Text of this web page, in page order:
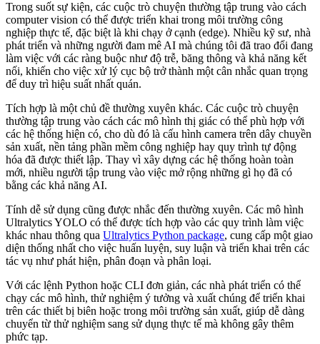
Trong suốt sự kiện, các cuộc trò chuyện thường tập trung vào cách
computer vision có thể được triển khai trong môi trường công
nghiệp thực tế, đặc biệt là khi chạy ở cạnh (edge). Nhiều kỹ sư, nhà
phát triển và những người đam mê AI mà chúng tôi đã trao đổi đang
làm việc với các ràng buộc như độ trễ, băng thông và khả năng kết
nối, khiến cho việc xử lý cục bộ trở thành một cân nhắc quan trọng
để duy trì hiệu suất nhất quán.
Tích hợp là một chủ đề thường xuyên khác. Các cuộc trò chuyện
thường tập trung vào cách các mô hình thị giác có thể phù hợp với
các hệ thống hiện có, cho dù đó là cấu hình camera trên dây chuyền
sản xuất, nền tảng phần mềm công nghiệp hay quy trình tự động
hóa đã được thiết lập. Thay vì xây dựng các hệ thống hoàn toàn
mới, nhiều người tập trung vào việc mở rộng những gì họ đã có
bằng các khả năng AI.
Tính dễ sử dụng cũng được nhắc đến thường xuyên. Các mô hình
Ultralytics YOLO có thể được tích hợp vào các quy trình làm việc
khác nhau thông qua Ultralytics Python package, cung cấp một giao
diện thống nhất cho việc huấn luyện, suy luận và triển khai trên các
tác vụ như phát hiện, phân đoạn và phân loại.
Với các lệnh Python hoặc CLI đơn giản, các nhà phát triển có thể
chạy các mô hình, thử nghiệm ý tưởng và xuất chúng để triển khai
trên các thiết bị biên hoặc trong môi trường sản xuất, giúp dễ dàng
chuyển từ thử nghiệm sang sử dụng thực tế mà không gây thêm
phức tạp.